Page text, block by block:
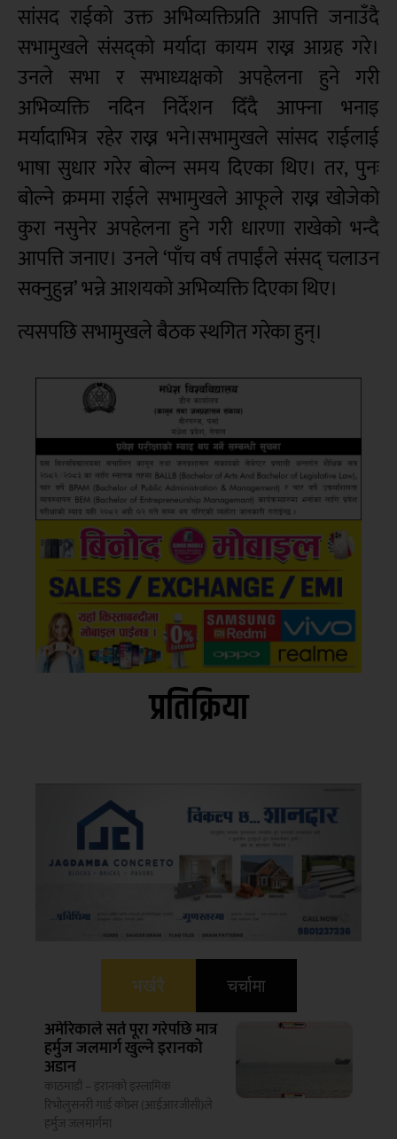
सांसद राईको उक्त अभिव्यक्तिप्रति आपत्ति जनाउँदै
सभामुखले संसद्को मर्यादा कायम राख्न आग्रह गरे।
उनले सभा र सभाध्यक्षको अपहेलना हुने गरी
अभिव्यक्ति नदिन निर्देशन दिँदै आफ्ना भनाइ
मर्यादाभित्र रहेर राख्न भने।सभामुखले सांसद राईलाई
भाषा सुधार गरेर बोल्न समय दिएका थिए। तर, पुनः
बोल्ने क्रममा राईले सभामुखले आफूले राख्न खोजेको
कुरा नसुनेर अपहेलना हुने गरी धारणा राखेको भन्दै
आपत्ति जनाए। उनले ‘पाँच वर्ष तपाईंले संसद् चलाउन
सक्नुहुन्न’ भन्ने आशयको अभिव्यक्ति दिएका थिए।
त्यसपछि सभामुखले बैठक स्थगित गरेका हुन्।
प्रतिक्रिया
भर्खरै चर्चामा
अमेरिकाले सर्त पूरा गरेपछि मात्र
हर्मुज जलमार्ग खुल्ने इरानको
अडान
काठमाडौं – इरानको इस्लामिक
रिभोलुसनरी गार्ड कोप्र्स (आईआरजीसी)ले
हर्मुज जलमार्गमा